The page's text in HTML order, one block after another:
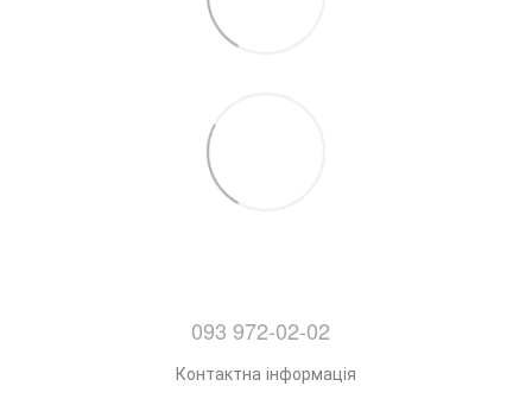
093 972-02-02
Контактна інформація